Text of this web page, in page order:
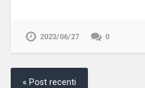
2023/06/27 0
« Post recenti